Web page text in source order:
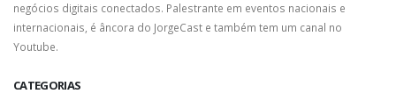
CATEGORIAS
negócios digitais conectados. Palestrante em eventos nacionais e
internacionais, é âncora do JorgeCast e também tem um canal no
Youtube.